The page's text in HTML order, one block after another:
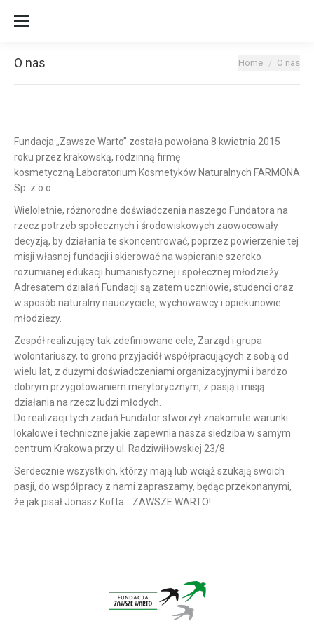
O nas Home O nas
Fundacja „Zawsze Warto” została powołana 8 kwietnia 2015
roku przez krakowską, rodzinną firmę
kosmetyczną Laboratorium Kosmetyków Naturalnych FARMONA
Sp. z o.o.
Wieloletnie, różnorodne doświadczenia naszego Fundatora na
rzecz potrzeb społecznych i środowiskowych zaowocowały
decyzją, by działania te skoncentrować, poprzez powierzenie tej
misji własnej fundacji i skierować na wspieranie szeroko
rozumianej edukacji humanistycznej i społecznej młodzieży.
Adresatem działań Fundacji są zatem uczniowie, studenci oraz
w sposób naturalny nauczyciele, wychowawcy i opiekunowie
młodzieży.
Zespół realizujący tak zdefiniowane cele, Zarząd i grupa
wolontariuszy, to grono przyjaciół współpracujących z sobą od
wielu lat, z dużymi doświadczeniami organizacyjnymi i bardzo
dobrym przygotowaniem merytorycznym, z pasją i misją
działania na rzecz ludzi młodych.
Do realizacji tych zadań Fundator stworzył znakomite warunki
lokalowe i techniczne jakie zapewnia nasza siedziba w samym
centrum Krakowa przy ul. Radziwiłłowskiej 23/8.
Serdecznie wszystkich, którzy mają lub wciąż szukają swoich
pasji, do współpracy z nami zapraszamy, będąc przekonanymi,
że jak pisał Jonasz Kofta… ZAWSZE WARTO!